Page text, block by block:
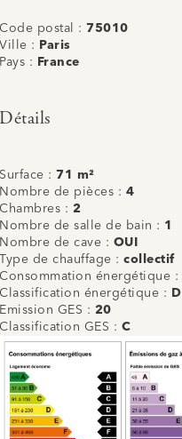
Code postal : 75010
Ville :
Paris
Pays :
France
Détails
Surface : 71 m²
Nombre de pièces : 4
Chambres : 2
Nombre de salle de bain : 1
Nombre de cave : OUI
Type de chauffage :collectif
Consommation énergétique :
Classification énergétique :
D
Emission GES : 20
Classification GES : C